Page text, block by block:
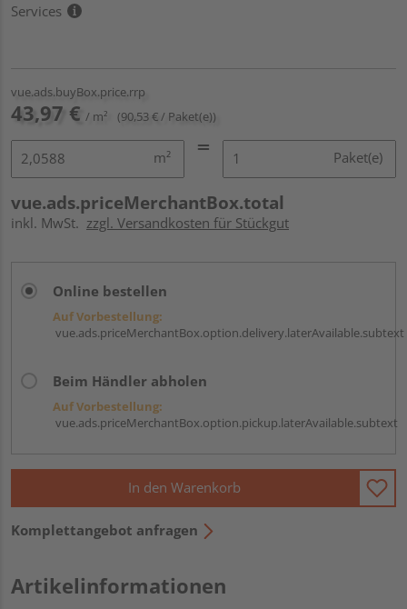
Services
vue.ads.buyBox.price.rrp
43,97 € / m² (90,53 € / Paket(e))
m² Paket(e)
vue.ads.priceMerchantBox.total
inkl. MwSt. zzgl. Versandkosten für Stückgut
Online bestellen
Auf Vorbestellung:
vue.ads.priceMerchantBox.option.delivery.laterAvailable.subtext
Beim Händler abholen
Auf Vorbestellung:
vue.ads.priceMerchantBox.option.pickup.laterAvailable.subtext
In den Warenkorb
Komplettangebot anfragen
Artikelinformationen